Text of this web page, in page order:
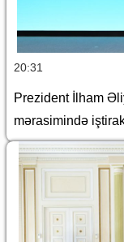
20:31
Prezident İlham
mərasimində